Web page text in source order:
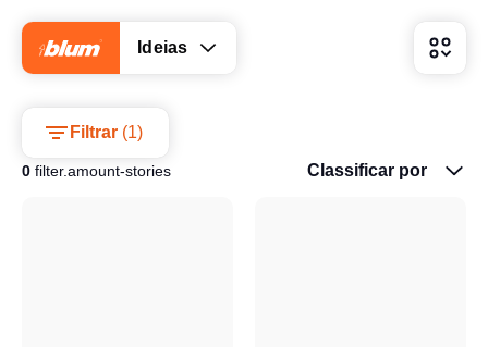
Ideias
Filtrar (1)
0 filter.amount-stories Classificar por